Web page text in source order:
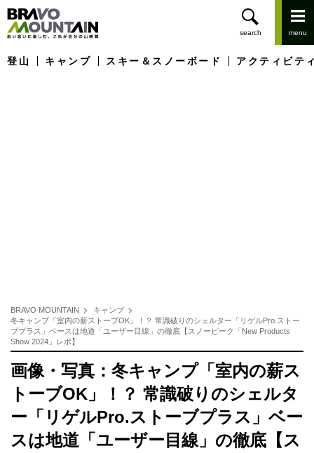
登山 キャンプ スキー＆スノーボード アクティビテ
BRAVO MOUNTAIN
キャンプ
冬キャンプ「室内の薪ストーブOK」！？ 常識破りのシェルター「リゲルPro.ストー
ブプラス」ベースは地道「ユーザー目線」の徹底【スノーピーク「New Products
Show 2024」レポ】
画像・写真：冬キャンプ「室内の薪ス
トーブOK」！？ 常識破りのシェルタ
ー「リゲルPro.ストーブプラス」ベー
スは地道「ユーザー目線」の徹底【ス